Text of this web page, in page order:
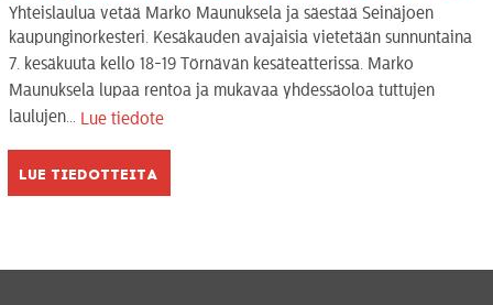
Yhteislaulua vetää Marko Maunuksela ja säestää Seinäjoen
kaupunginorkesteri. Kesäkauden avajaisia vietetään sunnuntaina
7. kesäkuuta kello 18-19 Törnävän kesäteatterissa. Marko
Maunuksela lupaa rentoa ja mukavaa yhdessäoloa tuttujen
laulujen...
Lue tiedote
Lue tiedotteita